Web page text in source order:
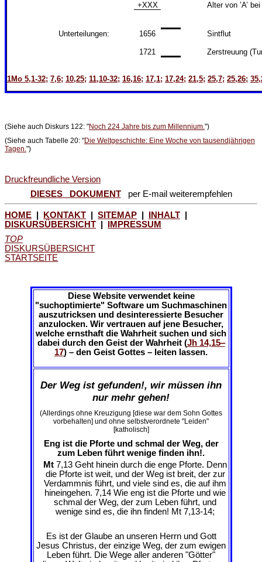
+XXX Alter von ’A’
Unterteilungen: 1656 Sintflut
1721 Zerstreuung
1Mo 5,1-32; 7,6; 10,25; 11,10-32; 16,16; 17,1; 17,24; 21,5; 25,7; 25,26;
(Siehe auch Diskurs 122: "Noch 224 Jahre bis zum Millennium.")
(Siehe auch Tabelle 20: "Die Weltgeschichte: Eine Woche von tausendjährigen
Tagen. ")
Druckfreundliche Version
DIESES DOKUMENTper E-mail weiterempfehlen
HOME | KONTAKT | SITEMAP | INHALT |
DISKURSÜBERSICHT | IMPRESSUM
TOP
DISKURSÜBERSICHT
STARTSEITE
Diese Website verwendet keine
"suchoptimierte" Software um Suchmaschinen
auszutricksen und desinteressierte Besucher
anzulocken. Wir vertrauen auf jene Besucher,
welche ernsthaft die Wahrheit suchen und sich
dabei durch den Geist der Wahrheit (Jh 14,15‒
17) – den Geist Gottes – leiten lassen.
Der Weg ist gefunden!, wir müssen ihn
nur mehr gehen!
(Allerdings ohne Kreuzigung [diese war dem Sohn Gottes
vorbehalten] und ohne selbstverordnete "Leiden"
[katholisch]
Eng ist die Pforte und schmal der Weg, der
zum Leben führt wenige finden ihn!.
Mt 7,13 Geht hinein durch die enge Pforte. Denn
die Pforte ist weit, und der Weg ist breit, der zur
Verdammnis führt, und viele sind es, die auf ihm
hineingehen. 7,14 Wie eng ist die Pforte und wie
schmal der Weg, der zum Leben führt, und
wenige sind es, die ihn finden! Mt 7,13-14;
Es ist der Glaube an unseren Herrn und Gott
Jesus Christus, der einzige Weg, der zum ewigen
Leben führt. Die Wege aller anderen "Götter"